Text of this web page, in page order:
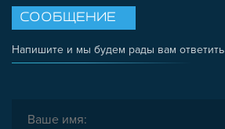
ПРОМЫШЛЕННАЯ МЕБЕЛЬ
СИСТЕМА ЛЕСТНИЦ И ПЛАТФОРМ
БЫСТРЫЕ СОЕДИНИТЕЛИ
ЗАГЛУШКИ
СООБЩЕНИЕ
Напишите и мы будем рады вам ответить